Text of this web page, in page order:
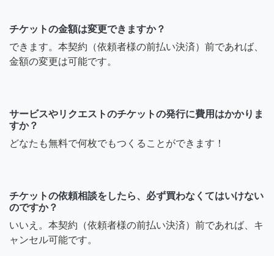
チケットの金額は変更できますか？
できます。本契約（依頼者様の前払い決済）前であれば、
金額の変更は可能です。
サービスやリクエストのチケットの発行に費用はかかりま
すか？
どなたも無料で何枚でもつくることができます！
チケットの依頼相談をしたら、必ず買わなくてはいけない
のですか？
いいえ。本契約（依頼者様の前払い決済）前であれば、キ
ャンセル可能です。